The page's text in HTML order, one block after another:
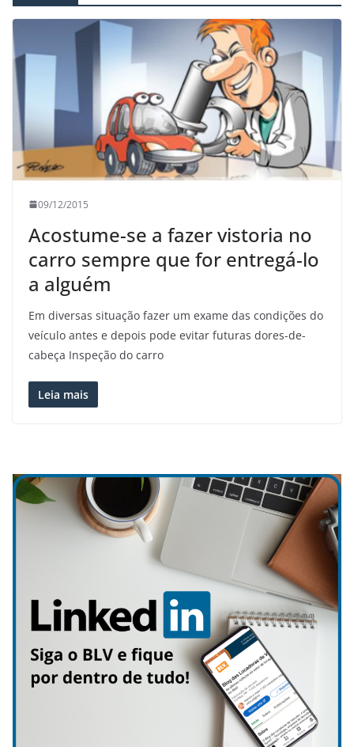
09/12/2015
Acostume-se a fazer vistoria no
carro sempre que for entregá-lo
a alguém
Em diversas situação fazer um exame das condições do
veículo antes e depois pode evitar futuras dores-de-
cabeça Inspeção do carro
Leia mais